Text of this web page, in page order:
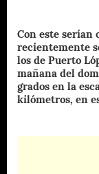
Con este serían
recientemente
los de Puerto
mañana del
grados en la
kilómetros, en